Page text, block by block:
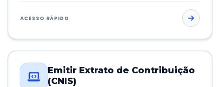
ACESSO RÁPIDO
Emitir Extrato de Contribuição
(CNIS)